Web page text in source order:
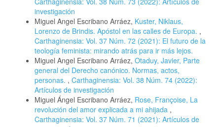
investigación
Miguel Angel Escribano Arráez, Kuster, Niklaus,
Lorenzo de Brindis. Apóstol en las calles de Europa. ,
Carthaginensia: Vol. 37 Núm. 72 (2021): El futuro de la
teología feminista: mirando atrás para ir más lejos.
Miguel Angel Escribano Arráez, Otaduy, Javier, Parte
general del Derecho canónico. Normas, actos,
personas. , Carthaginensia: Vol. 38 Núm. 74 (2022):
Artículos de investigación
Miguel Ángel Escribano Arráez, Rose, Françoise, La
revolución del amor explicada a mi ahijada ,
Carthaginensia: Vol. 37 Núm. 71 (2021): Artículos de